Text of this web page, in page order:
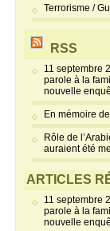
Terrorisme /
RSS
11 septembre
parole à la
nouvelle
En mémoire
Rôle de
auraient été
ARTICLES
11 septembre
parole à la
nouvelle